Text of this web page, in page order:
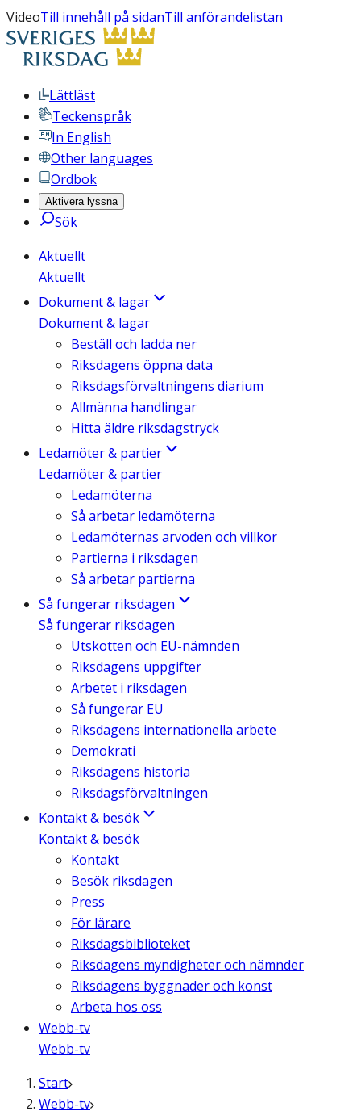
VideoTill innehåll på sidanTill anförandelistan
Lättläst
Teckenspråk
In English
Other languages
Ordbok
Aktivera lyssna
Sök
Aktuellt
Aktuellt
Dokument & lagar
Dokument & lagar
Beställ och ladda ner
Riksdagens öppna data
Riksdagsförvaltningens diarium
Allmänna handlingar
Hitta äldre riksdagstryck
Ledamöter & partier
Ledamöter & partier
Ledamöterna
Så arbetar ledamöterna
Ledamöternas arvoden och villkor
Partierna i riksdagen
Så arbetar partierna
Så fungerar riksdagen
Så fungerar riksdagen
Utskotten och EU-nämnden
Riksdagens uppgifter
Arbetet i riksdagen
Så fungerar EU
Riksdagens internationella arbete
Demokrati
Riksdagens historia
Riksdagsförvaltningen
Kontakt & besök
Kontakt & besök
Kontakt
Besök riksdagen
Press
För lärare
Riksdagsbiblioteket
Riksdagens myndigheter och nämnder
Riksdagens byggnader och konst
Arbeta hos oss
Webb-tv
Webb-tv
Start
Webb-tv